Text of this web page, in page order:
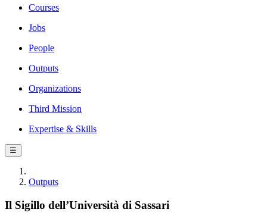
Courses
Jobs
People
Outputs
Organizations
Third Mission
Expertise & Skills
☰
Outputs
Il Sigillo dell’Università di Sassari